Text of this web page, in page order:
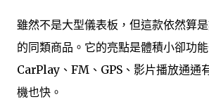
雖然不是大型儀表板，但這款依然算
的同類商品。它的亮點是體積小卻功
CarPlay、FM、GPS、影片播放通通
機也快。